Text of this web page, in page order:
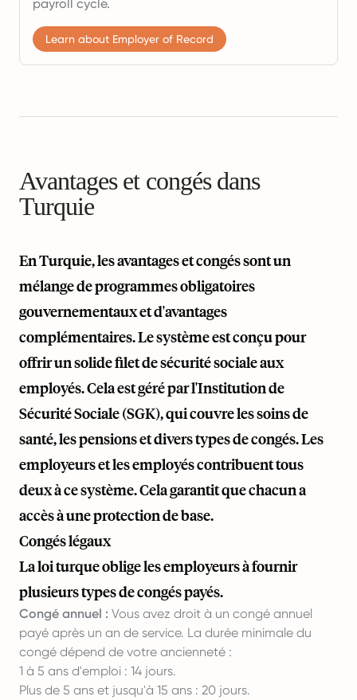
payroll cycle.
Learn about Employer of Record
Avantages et congés dans
Turquie
En Turquie, les avantages et congés sont un
mélange de programmes obligatoires
gouvernementaux et d'avantages
complémentaires. Le système est conçu pour
offrir un solide filet de sécurité sociale aux
employés. Cela est géré par l'Institution de
Sécurité Sociale (SGK), qui couvre les soins de
santé, les pensions et divers types de congés. Les
employeurs et les employés contribuent tous
deux à ce système. Cela garantit que chacun a
accès à une protection de base.
Congés légaux
La loi turque oblige les employeurs à fournir
plusieurs types de congés payés.
Congé annuel : Vous avez droit à un congé annuel
payé après un an de service. La durée minimale du
congé dépend de votre ancienneté :
1 à 5 ans d'emploi : 14 jours.
Plus de 5 ans et jusqu'à 15 ans : 20 jours.